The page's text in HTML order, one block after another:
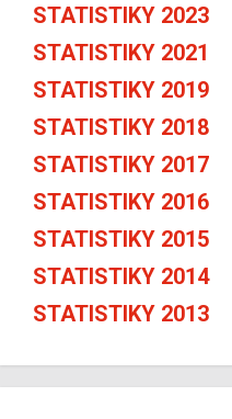
STATISTIKY 2023
STATISTIKY 2021
STATISTIKY 2019
STATISTIKY 2018
STATISTIKY 2017
STATISTIKY 2016
STATISTIKY 2015
STATISTIKY 2014
STATISTIKY 2013